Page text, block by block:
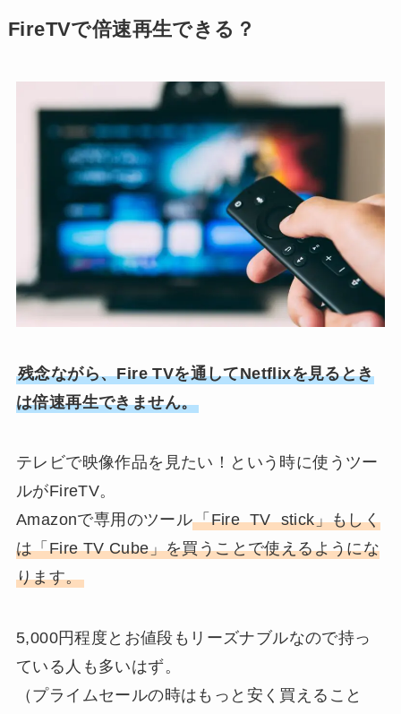
FireTVで倍速再生できる？
残念ながら、Fire TVを通してNetflixを見るとき
は倍速再生できません。
テレビで映像作品を見たい！という時に使うツー
ルがFireTV。
Amazonで専用のツール「Fire TV stick」もしく
は「Fire TV Cube」を買うことで使えるようにな
ります。
5,000円程度とお値段もリーズナブルなので持っ
ている人も多いはず。
（プライムセールの時はもっと安く買えること